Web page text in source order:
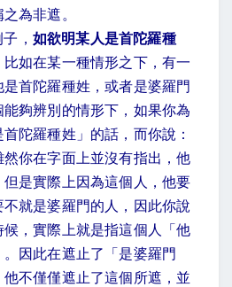
為非遮。
， 如欲明某人是首陀羅種
比如在某一種情形之下，有一
首陀羅種姓，或者是婆羅門
夠辨別的情形下，如果你為
陀羅種姓」的話，而你說：
你在字面上並沒有指出，他
是實際上因為這個人，他要
就是婆羅門的人，因此你說
候，實際上就是指這個人「他
因此在遮止了「是婆羅門
他不僅僅遮止了這個所遮，並